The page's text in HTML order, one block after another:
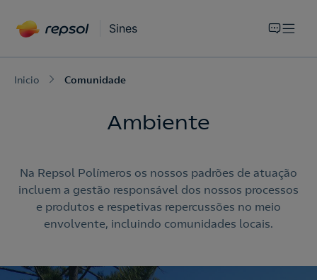
Sines
Inicio Comunidade
Ambiente
Na Repsol Polímeros os nossos padrões de atuação
incluem a gestão responsável dos nossos processos
e produtos e respetivas repercussões no meio
envolvente, incluindo comunidades locais.